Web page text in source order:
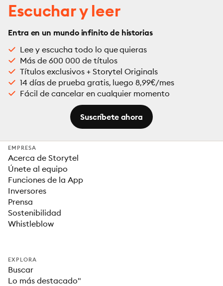
Escuchar y leer
Entra en un mundo infinito de historias
Lee y escucha todo lo que quieras
Más de 600 000 de títulos
Títulos exclusivos + Storytel Originals
14 días de prueba gratis, luego 8,99€/mes
Fácil de cancelar en cualquier momento
Suscríbete ahora
EMPRESA
Acerca de Storytel
Únete al equipo
Funciones de la App
Inversores
Prensa
Sostenibilidad
Whistleblow
EXPLORA
Buscar
Lo más destacado"